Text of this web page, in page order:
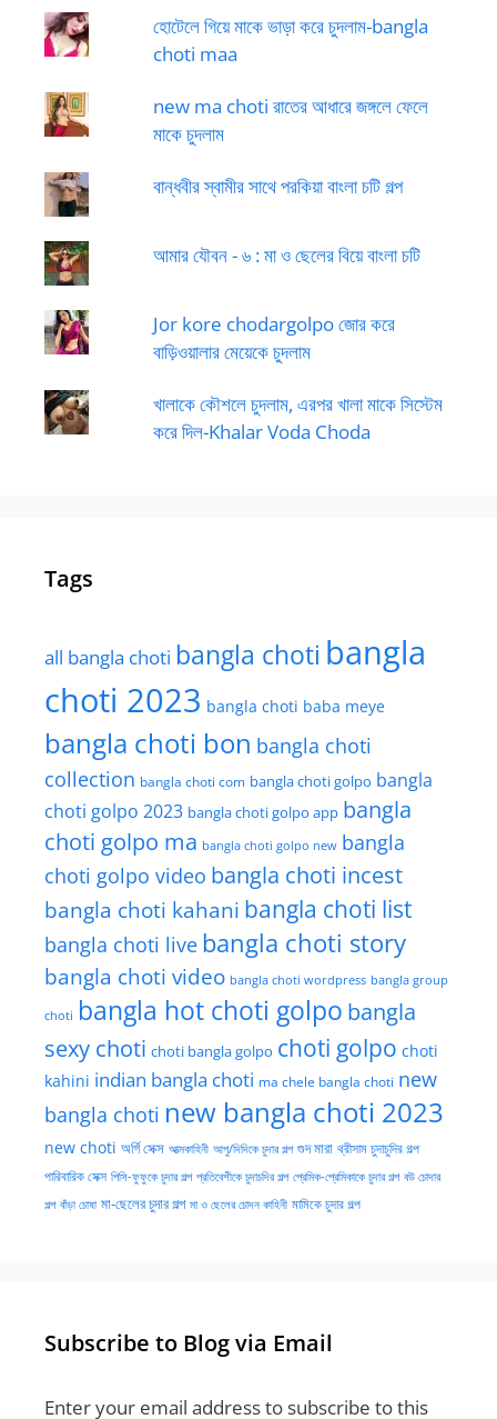
হোটেলে গিয়ে মাকে ভাড়া করে চুদলাম-bangla
choti maa
new ma choti রাতের আধারে জঙ্গলে ফেলে
মাকে চুদলাম
বান্ধবীর স্বামীর সাথে পরকিয়া বাংলা চটি গল্প
আমার যৌবন - ৬ : মা ও ছেলের বিয়ে বাংলা চটি
Jor kore chodargolpo জোর করে
বাড়িওয়ালার মেয়েকে চুদলাম
খালাকে কৌশলে চুদলাম, এরপর খালা মাকে সিস্টেম
করে দিল-Khalar Voda Choda
Tags
all bangla choti bangla choti bangla
choti 2023 bangla choti baba meye
bangla choti bon bangla choti
collection bangla choti com bangla choti golpo bangla
choti golpo 2023 bangla choti golpo app bangla
choti golpo ma bangla choti golpo new bangla
choti golpo video bangla choti incest
bangla choti kahani bangla choti list
bangla choti live bangla choti story
bangla choti video bangla choti wordpress bangla group
choti bangla hot choti golpo bangla
sexy choti choti bangla golpo choti golpo choti
kahini indian bangla choti ma chele bangla choti new
bangla choti new bangla choti 2023
new choti অর্গি সেক্স আত্মকাহিনী আপু/দিদিকে চুদার গল্প গুদ মারা থ্রীসাম চুদাচুদির গল্প
পারিবারিক সেক্স পিসি-ফুফুকে চুদার গল্প প্রতিবেশীকে চুদাচদির গল্প প্রেমিক-প্রেমিকাকে চুদার গল্প বউ চোদার
গল্প বাঁড়া চোষা মা-ছেলের চুদার গল্প মা ও ছেলের চোদন কাহিনী মামিকে চুদার গল্প
Subscribe to Blog via Email
Enter your email address to subscribe to this